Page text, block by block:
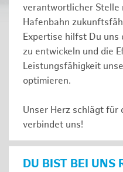
verantwortlicher Stelle
Hafenbahn
Expertise hilfst Du uns
zu entwickeln und die
Leistungsfähigkeit
optimieren.
Unser Herz schlägt für
verbindet uns!
DU BIST BEI UNS